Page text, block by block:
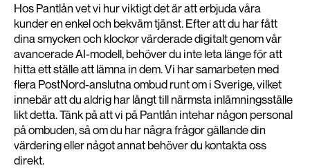
Hos Pantlån vet vi hur viktigt det är att erbjuda våra
kunder en enkel och bekväm tjänst. Efter att du har fått
dina smycken och klockor värderade digitalt genom vår
avancerade AI-modell, behöver du inte leta länge för att
hitta ett ställe att lämna in dem. Vi har samarbeten med
flera PostNord-anslutna ombud runt om i Sverige, vilket
innebär att du aldrig har långt till närmsta inlämningsställe
likt detta. Tänk på att vi på Pantlån intehar någon personal
på ombuden, så om du har några frågor gällande din
värdering eller något annat behöver du kontakta oss
direkt.